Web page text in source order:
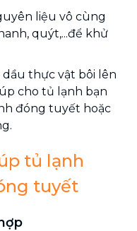
liệu vô cùng
quýt,...để khử
thực vật bôi lên
cho tủ lạnh bạn
đóng tuyết hoặc
tủ lạnh
tuyết